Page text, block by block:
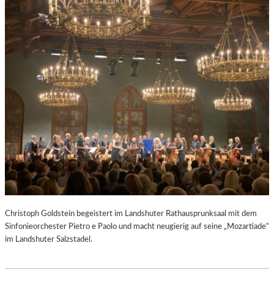
Christoph Goldstein begeistert im Landshuter Rathausprunksaal mit dem
Sinfonieorchester Pietro e Paolo und macht neugierig auf seine „Mozartiade“
im Landshuter Salzstadel.